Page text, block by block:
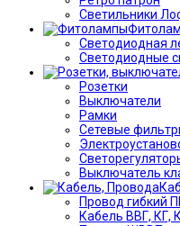
Светильники
Светодиодная
Светодиодные
Розетки
Выключатели
Рамки
Сетевые
Выключатель
Провод гибкий
Кабель ВВГ, КГ,